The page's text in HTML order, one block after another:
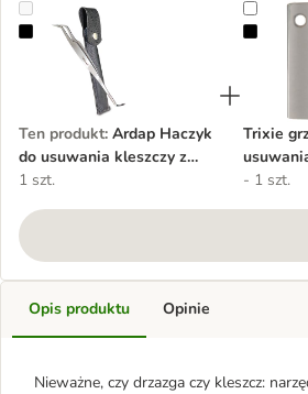
Ardap Haczyk do usuwania kleszczy z
Ten produkt: Ardap Haczyk
do usuwania kleszczy z
pęsetą
1 szt.
Trixie
Trixie
sierści
- 1 szt.
Opis produktu
Nieważne, czy drzazga czy kleszcz:
Opinie